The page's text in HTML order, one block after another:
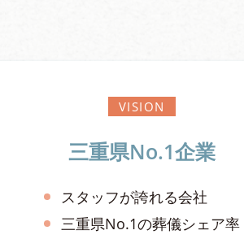
VISION
三重県No.1企業
スタッフが誇れる会社
三重県No.1の葬儀シェア率